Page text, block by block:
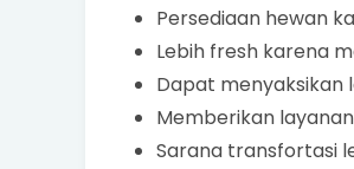
Persediaan hewan
Lebih fresh karena
Dapat menyaksikan
Memberikan
Sarana transfortasi